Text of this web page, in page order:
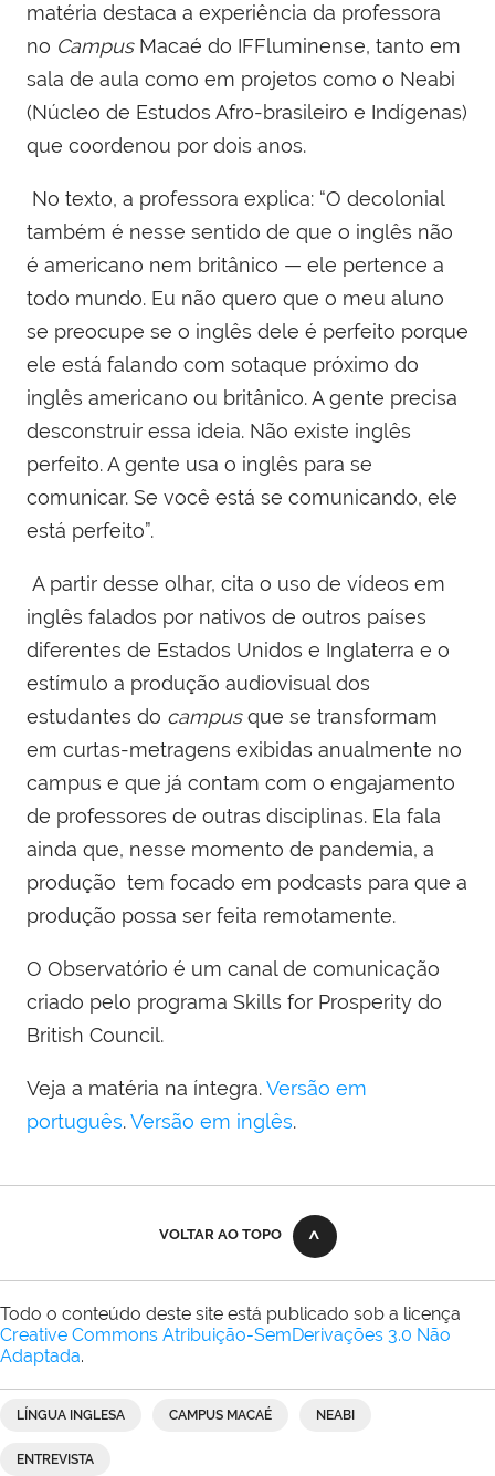
matéria destaca a experiência da professora
no CampusMacaé do IFFluminense, tanto em
sala de aula como em projetos como o Neabi
(Núcleo de Estudos Afro-brasileiro e Indígenas)
que coordenou por dois anos.
No texto, a professora explica: “O decolonial
também é nesse sentido de que o inglês não
é americano nem britânico — ele pertence a
todo mundo. Eu não quero que o meu aluno
se preocupe se o inglês dele é perfeito porque
ele está falando com sotaque próximo do
inglês americano ou britânico. A gente precisa
desconstruir essa ideia. Não existe inglês
perfeito. A gente usa o inglês para se
comunicar. Se você está se comunicando, ele
está perfeito”.
A partir desse olhar, cita o uso de vídeos em
inglês falados por nativos de outros países
diferentes de Estados Unidos e Inglaterra e o
estímulo a produção audiovisual dos
estudantes do campusque se transformam
em curtas-metragens exibidas anualmente no
campus e que já contam com o engajamento
de professores de outras disciplinas. Ela fala
ainda que, nesse momento de pandemia, a
produção tem focado em podcasts para que a
produção possa ser feita remotamente.
O Observatório é um canal de comunicação
criado pelo programa Skills for Prosperity do
British Council.
Veja a matéria na íntegra.Versão em
português.Versão em inglês.
VOLTAR AO TOPO
Todo o conteúdo deste site está publicado sob a licença
Creative Commons Atribuição-SemDerivações 3.0 Não
Adaptada.
LÍNGUA INGLESA CAMPUS MACAÉ NEABI
ENTREVISTA